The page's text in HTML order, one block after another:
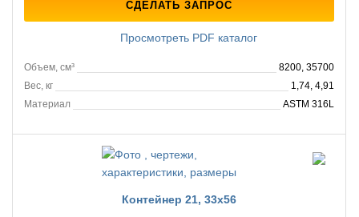
СДЕЛАТЬ ЗАПРОС
Просмотреть PDF каталог
Объем, см³
8200, 35700
Вес, кг
1,74, 4,91
Материал
ASTM 316L
Контейнер 21, 33х56